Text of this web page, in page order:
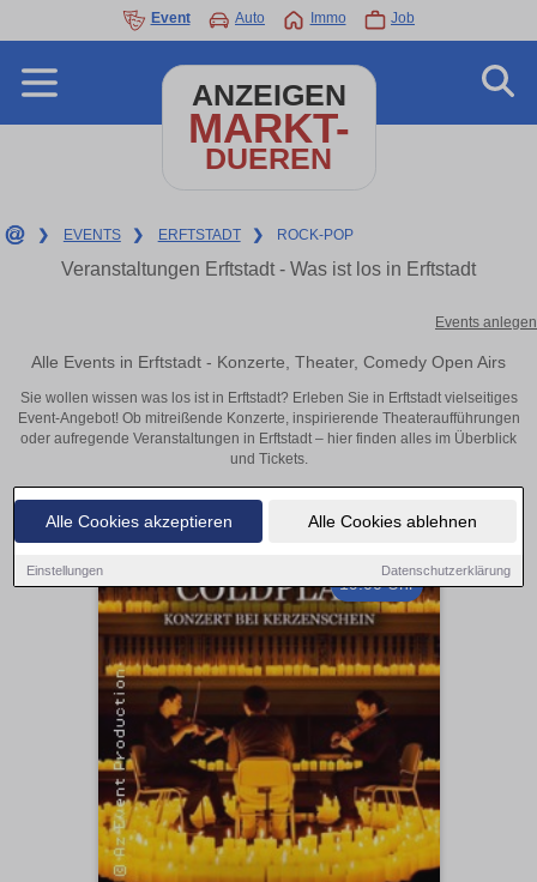
Alle Cookies akzeptieren Alle Cookies ablehnen
Einstellungen Datenschutzerklärung
Event Auto Immo Job
ANZEIGEN
MARKT-
DUEREN
❯ EVENTS ❯ ERFTSTADT ❯ ROCK-POP
Veranstaltungen Erftstadt - Was ist los in Erftstadt
Events anlegen
Alle Events in Erftstadt - Konzerte, Theater, Comedy Open Airs
Sie wollen wissen was los ist in Erftstadt? Erleben Sie in Erftstadt vielseitiges
Event-Angebot! Ob mitreißende Konzerte, inspirierende Theateraufführungen
oder aufregende Veranstaltungen in Erftstadt – hier finden alles im Überblick
und Tickets.
19:00 Uhr